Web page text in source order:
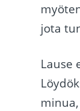
jota
Lause